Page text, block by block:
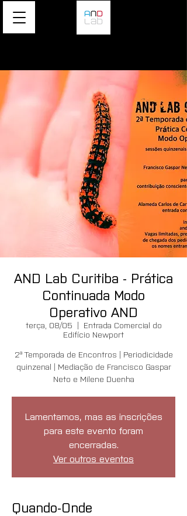
AND Lab Curitiba - Prática
Continuada Modo
Operativo AND
terça, 08/05
  |
Entrada Comercial do
Edifício Newport
2ª Temporada de Encontros | Periodicidade
quinzenal | Mediação de Francisco Gaspar
Neto e Milene Duenha
Lamentamos, mas as inscrições
para este evento foram
encerradas.
Ver outros eventos
Quando-Onde